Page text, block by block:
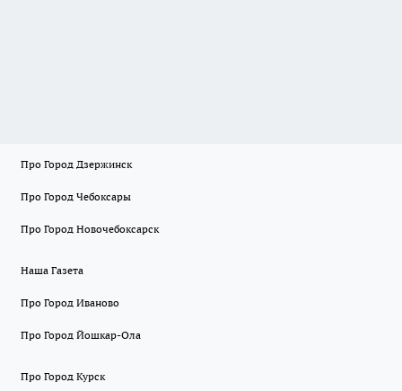
Про Город Дзержинск
Про Город Чебоксары
Про Город Новочебоксарск
Наша Газета
Про Город Иваново
Про Город Йошкар-Ола
Про Город Курск